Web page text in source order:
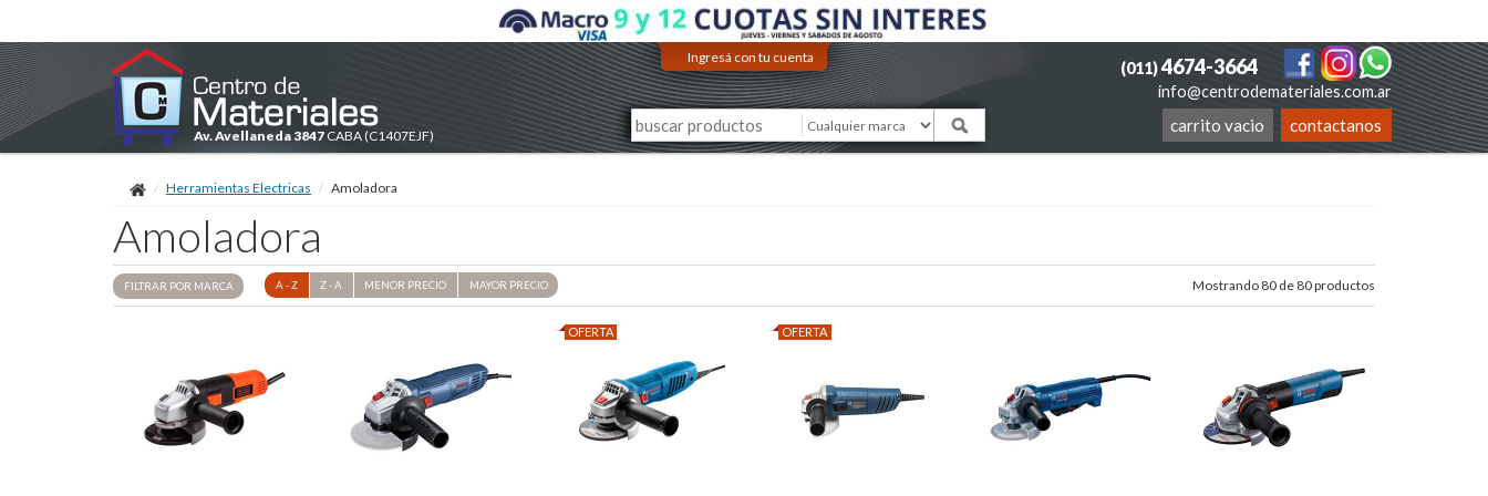
Ingresá con tu cuenta
info@centrodemateriales.com.ar
Av. Avellaneda 3847 CABA(C1407EJF)
(011)4674-3664
contactanos
carrito vacio
Herramientas Electricas Amoladora
Amoladora
FILTRAR POR MARCA A - Z Z - A MENOR PRECIO MAYOR PRECIO Mostrando 80 de 80 productos
OFERTA OFERTA